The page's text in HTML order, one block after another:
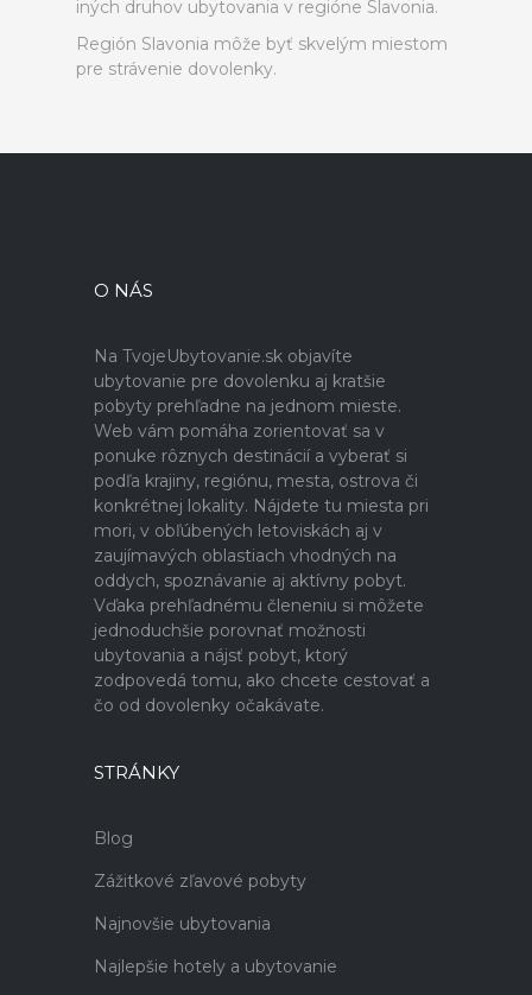
iných druhov ubytovania v regióne Slavonia.
Región Slavonia môže byť skvelým miestom
pre strávenie dovolenky.
O NÁS
Na TvojeUbytovanie.sk objavíte
ubytovanie pre dovolenku aj kratšie
pobyty prehľadne na jednom mieste.
Web vám pomáha zorientovať sa v
ponuke rôznych destinácií a vyberať si
podľa krajiny, regiónu, mesta, ostrova či
konkrétnej lokality. Nájdete tu miesta pri
mori, v obľúbených letoviskách aj v
zaujímavých oblastiach vhodných na
oddych, spoznávanie aj aktívny pobyt.
Vďaka prehľadnému členeniu si môžete
jednoduchšie porovnať možnosti
ubytovania a nájsť pobyt, ktorý
zodpovedá tomu, ako chcete cestovať a
čo od dovolenky očakávate.
STRÁNKY
Blog
Zážitkové zľavové pobyty
Najnovšie ubytovania
Najlepšie hotely a ubytovanie